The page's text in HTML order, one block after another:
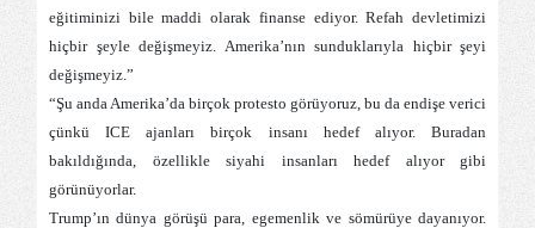
eğitiminizi bile maddi olarak finanse ediyor. Refah devletimizi
hiçbir şeyle değişmeyiz. Amerika’nın sunduklarıyla hiçbir şeyi
değişmeyiz.”
“Şu anda Amerika’da birçok protesto görüyoruz, bu da endişe verici
çünkü ICE ajanları birçok insanı hedef alıyor. Buradan
bakıldığında, özellikle siyahi insanları hedef alıyor gibi
görünüyorlar.
Trump’ın dünya görüşü para, egemenlik ve sömürüye dayanıyor.